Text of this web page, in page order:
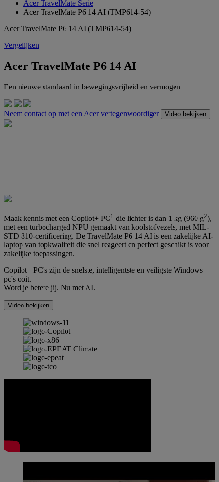
Acer TravelMate Serie
Acer TravelMate P6 14 AI (TMP614-54)
Acer TravelMate P6 14 AI (TMP614-54)
Vergelijken
Acer TravelMate P6 14 AI
Een nieuwe standaard in bewegingsvrijheid en vermogen
Neem contact op met een Acer vertegenwoordiger Video bekijken
Maak kennis met een Copilot+ PC1 die lichter is dan 1 kg (960 g2),
met een turbocharged NPU gemaakt van koolstofvezels, met MIL-
STD 810-certificering. De TravelMate P6 14 AI is een zakelijke AI-
laptop van topkwaliteit die snel reageert en perfect geschikt is voor
zakelijke toepassingen.
Copilot+ PC's zijn de snelste, intelligentste en veiligste Windows
pc's ooit.
Word je betere jij. Nu met AI.
Video bekijken